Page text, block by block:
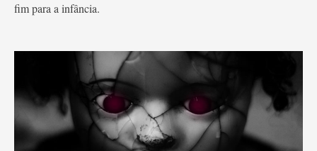
fim para a infância.